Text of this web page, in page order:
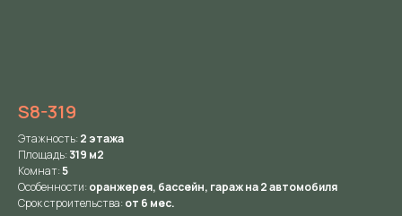
S8-319
Этажность:2 этажа
Площадь:319 м2
Комнат:5
Особенности:оранжерея, бассейн, гараж на 2 автомобиля
Срок строительства:от 6 мес.